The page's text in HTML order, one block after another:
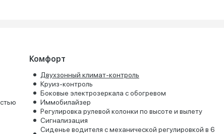
Комфорт
Двухзонный климат-контроль
Круиз-контроль
Боковые электрозеркала с обогревом
Иммобилайзер
Регулировка рулевой колонки по высоте и вылету
Сигнализация
Сиденье водителя с механической регулировкой в 6